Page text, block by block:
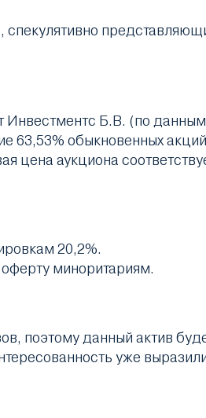
Б.В. (по
63,53% обыкновенных
цена аукциона
20,2%.
миноритариям.
поэтому данный актив
уже